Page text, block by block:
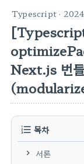
Typescript ·
Next.js 번
목차
서론